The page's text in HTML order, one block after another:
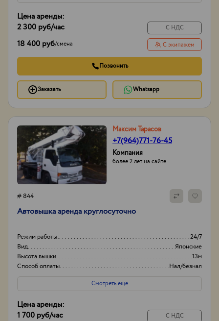
Цена аренды:
2 300 руб/час
18 400 руб/смена
С НДС
С экипажем
Позвонить
Заказать Whatsapp
Максим Тарасов
+7(964)771-76-45
Компания
более 2 лет на сайте
# 844
Автовышка аренда круглосуточно
Режим работы:
24/7
Вид
Японские
Высота вышки
13м
Способ оплаты
Нал/безнал
Смотреть еще
Цена аренды:
1 700 руб/час С НДС